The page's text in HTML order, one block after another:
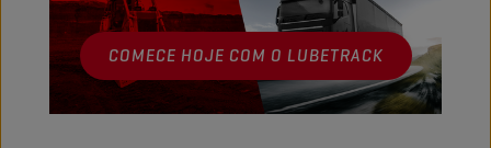
COMECE HOJE COM O LUBETRACK